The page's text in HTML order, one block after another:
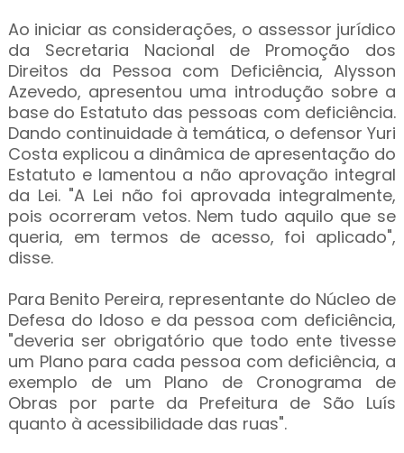
Ao iniciar as considerações, o assessor jurídico
da Secretaria Nacional de Promoção dos
Direitos da Pessoa com Deficiência, Alysson
Azevedo, apresentou uma introdução sobre a
base do Estatuto das pessoas com deficiência.
Dando continuidade à temática, o defensor Yuri
Costa explicou a dinâmica de apresentação do
Estatuto e lamentou a não aprovação integral
da Lei. "A Lei não foi aprovada integralmente,
pois ocorreram vetos. Nem tudo aquilo que se
queria, em termos de acesso, foi aplicado",
disse.
Para Benito Pereira, representante do Núcleo de
Defesa do Idoso e da pessoa com deficiência,
"deveria ser obrigatório que todo ente tivesse
um Plano para cada pessoa com deficiência, a
exemplo de um Plano de Cronograma de
Obras por parte da Prefeitura de São Luís
quanto à acessibilidade das ruas".